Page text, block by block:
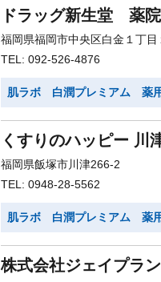
ドラッグ新生堂 薬
福岡県福岡市中央区白金１丁目
TEL: 092-526-4876
肌ラボ 白潤プレミアム 薬
くすりのハッピー 川
福岡県飯塚市川津266-2
TEL: 0948-28-5562
肌ラボ 白潤プレミアム 薬
株式会社ジェイプラン